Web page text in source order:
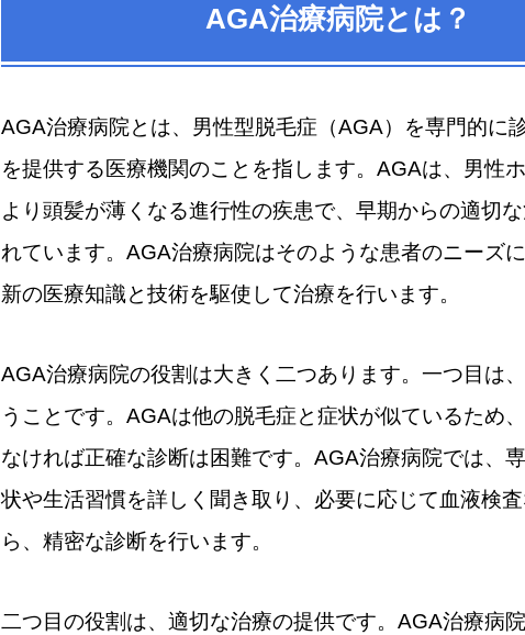
AGA治療病院とは？
AGA治療病院とは、男性型脱毛症（AGA）を専門的に
を提供する医療機関のことを指します。AGAは、男性
より頭髪が薄くなる進行性の疾患で、早期からの適切
れています。AGA治療病院はそのような患者のニーズ
新の医療知識と技術を駆使して治療を行います。
AGA治療病院の役割は大きく二つあります。一つ目は
うことです。AGAは他の脱毛症と症状が似ているため
なければ正確な診断は困難です。AGA治療病院では、
状や生活習慣を詳しく聞き取り、必要に応じて血液検
ら、精密な診断を行います。
二つ目の役割は、適切な治療の提供です。AGA治療病